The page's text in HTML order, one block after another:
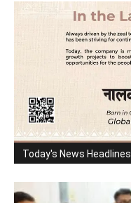
Today's News Headlines